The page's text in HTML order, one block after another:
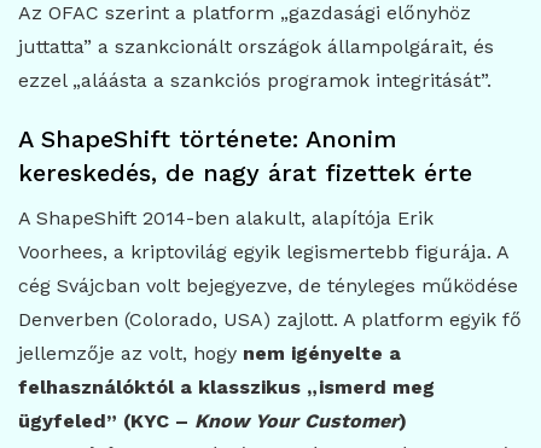
Az OFAC szerint a platform „gazdasági előnyhöz
juttatta” a szankcionált országok állampolgárait, és
ezzel „aláásta a szankciós programok integritását”.
A ShapeShift története: Anonim
kereskedés, de nagy árat fizettek érte
A ShapeShift 2014-ben alakult, alapítója Erik
Voorhees, a kriptovilág egyik legismertebb figurája. A
cég Svájcban volt bejegyezve, de tényleges működése
Denverben (Colorado, USA) zajlott. A platform egyik fő
jellemzője az volt, hogy nem igényelte a
felhasználóktól a klasszikus „ismerd meg
ügyfeled” (KYC – Know Your Customer)